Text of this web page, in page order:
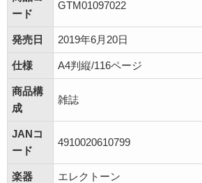
ード
GTM01097022
発売日 2019年6月20日
仕様 A4判縦/116ページ
商品構
成
雑誌
JANコ
ード
4910020610799
楽器 エレクトーン